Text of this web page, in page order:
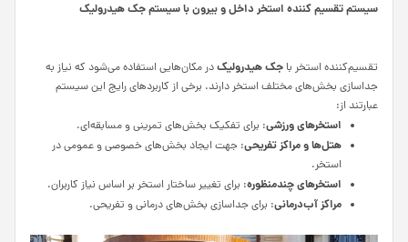
سیستم تقسیم کننده استخر داخل و بیرون با سیستم جک هیدرولیک
تقسیم‌کننده استخر با جک هیدرولیکدر مکان‌هایی استفاده می‌شود که نیاز به
جداسازی بخش‌های مختلف استخر دارند. برخی از کاربردهای رایج این سیستم
عبارتند از:
استخرهای ورزشی: برای تفکیک بخش‌های تمرینی و مسابقه‌ای.
هتل‌ها و مراکز تفریحی: جهت ایجاد بخش‌های خصوصی و عمومی در
استخر.
استخرهای چندمنظوره: برای تغییر ساختار استخر بر اساس نیاز کاربران.
مراکز آب‌درمانی: برای جداسازی بخش‌های درمانی و تفریحی.